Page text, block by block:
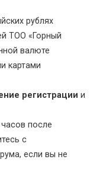
рублях
ТОО «Горный
валюте
картами
регистрации и
после
с
если вы не